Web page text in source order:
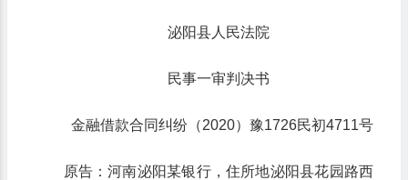
泌阳县人民法院
民事一审判决书
金融借款合同纠纷（2020）豫1726民初4711号
原告：河南泌阳某银行，住所地泌阳县花园路西